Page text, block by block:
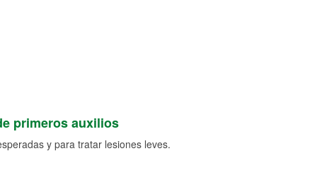
primeros auxilios
y para tratar lesiones leves.